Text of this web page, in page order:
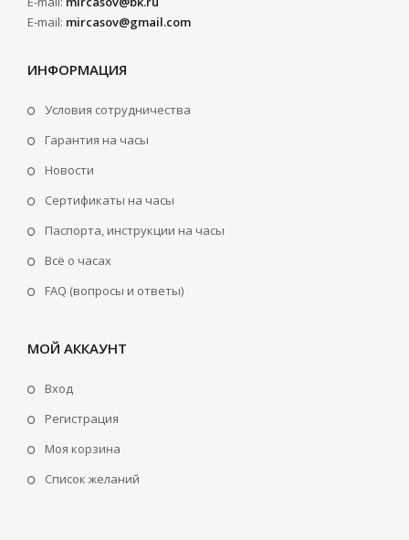
E-mail: mircasov@gmail.com
ИНФОРМАЦИЯ
Условия сотрудничества
Гарантия на часы
Новости
Сертификаты на часы
Паспорта, инструкции на часы
Всё о часах
FAQ (вопросы и ответы)
МОЙ АККАУНТ
Вход
Регистрация
Моя корзина
Cписок желаний